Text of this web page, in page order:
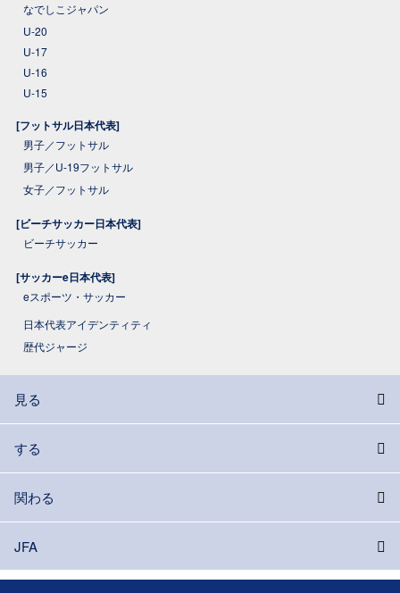
なでしこジャパン
U-20
U-17
U-16
U-15
[フットサル日本代表]
男子／フットサル
男子／U-19フットサル
女子／フットサル
[ビーチサッカー日本代表]
ビーチサッカー
[サッカーe日本代表]
eスポーツ・サッカー
日本代表アイデンティティ
歴代ジャージ
見る
する
関わる
JFA